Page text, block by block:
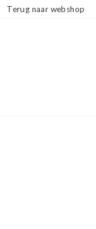
Terug naar webshop